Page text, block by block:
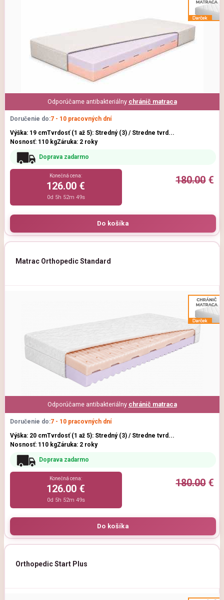
Odporúčame antibakteriálny chránič matraca
Doručenie do:7 - 10 pracovných dní
Výška: 19 cmTvrdosť (1 až 5): Stredný (3) / Stredne tvrd...
Nosnosť: 110 kgZáruka: 2 roky
Doprava zadarmo
180.00€
Konečná cena:
126.00 €
0d 5h 52m 47s
Matrac Orthopedic Standard
Odporúčame antibakteriálny chránič matraca
Doručenie do:7 - 10 pracovných dní
Výška: 20 cmTvrdosť (1 až 5): Stredný (3) / Stredne tvrd...
Nosnosť: 110 kgZáruka: 2 roky
Doprava zadarmo
180.00€
Konečná cena:
126.00 €
0d 5h 52m 47s
Orthopedic Start Plus